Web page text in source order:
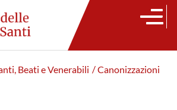
Beati e Venerabili / Canonizzazioni